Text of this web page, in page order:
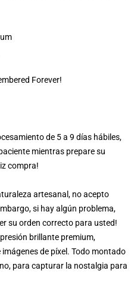
Forever!
de 5 a 9 días hábiles,
mientras prepare su
compra!
artesanal, no acepto
si hay algún problema,
su orden correcto para usted!
brillante premium,
de píxel. Todo montado
para capturar la nostalgia para